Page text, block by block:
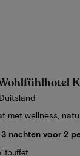
met wellness,
3 nachten voor 2